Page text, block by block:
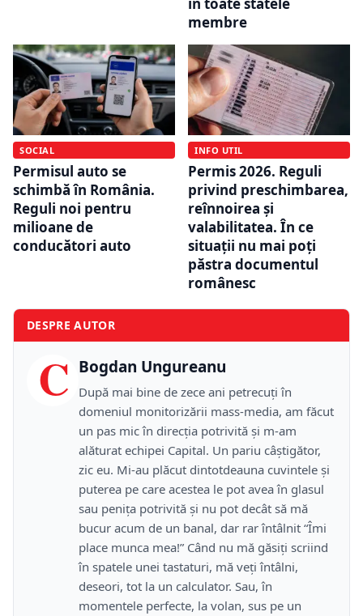
membre
SOCIAL
Permisul auto se
schimbă în România.
Reguli noi pentru
milioane de
conducători auto
INFO UTIL
Permis 2026. Reguli
privind preschimbarea,
reînnoirea și
valabilitatea. În ce
situații nu mai poți
păstra documentul
românesc
DESPRE AUTOR
C Bogdan Ungureanu
După mai bine de zece ani petrecuţi în
domeniul monitorizării mass-media, am făcut
un pas mic în direcţia potrivită şi m-am
alăturat echipei Capital. Un pariu câştigător,
zic eu. Mi-au plăcut dintotdeauna cuvintele şi
puterea pe care acestea le pot avea în glasul
sau peniţa potrivită şi nu pot decât să mă
bucur acum de un banal, dar rar întâlnit “Îmi
place munca mea!” Când nu mă găsiţi scriind
în spatele unei tastaturi, mă veţi întâlni,
deseori, tot la un calculator. Sau, în
momentele perfecte, la volan, sus pe un